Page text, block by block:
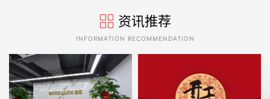
资讯推荐
INFORMATION RECOMMENDATION